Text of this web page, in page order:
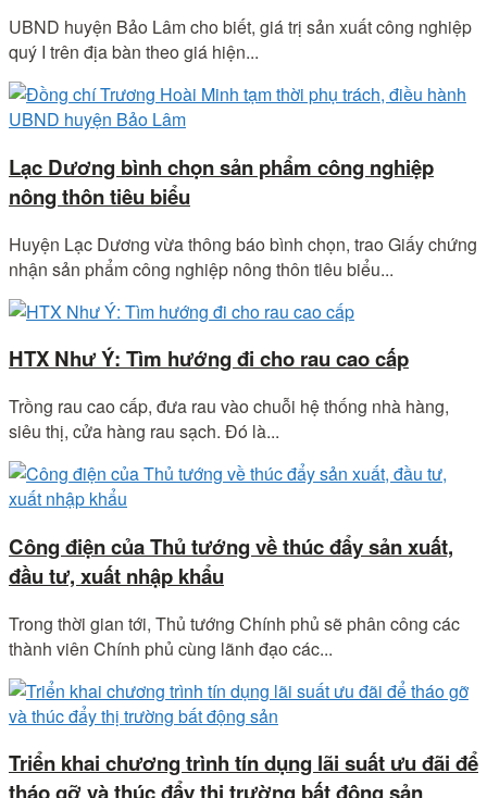
UBND huyện Bảo Lâm cho biết, giá trị sản xuất công nghiệp
quý I trên địa bàn theo giá hiện...
Lạc Dương bình chọn sản phẩm công nghiệp
nông thôn tiêu biểu
Huyện Lạc Dương vừa thông báo bình chọn, trao Giấy chứng
nhận sản phẩm công nghiệp nông thôn tiêu biểu...
HTX Như Ý: Tìm hướng đi cho rau cao cấp
Trồng rau cao cấp, đưa rau vào chuỗi hệ thống nhà hàng,
siêu thị, cửa hàng rau sạch. Đó là...
Công điện của Thủ tướng về thúc đẩy sản xuất,
đầu tư, xuất nhập khẩu
Trong thời gian tới, Thủ tướng Chính phủ sẽ phân công các
thành viên Chính phủ cùng lãnh đạo các...
Triển khai chương trình tín dụng lãi suất ưu đãi để